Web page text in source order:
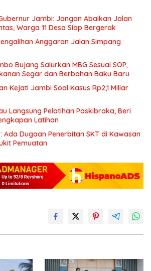
Jambi: Jangan Abaikan Jalan
Warga 11 Desa Siap Bergerak
Anggaran Jalan Simpang
Bujang Salurkan MBG Sesuai SOP,
Segar dan Berbahan Baku Baru
Kejati Jambi Soal Kasus Rp2,1 Miliar
Langsung Pelatihan Paskibraka, Beri
Latihan
Ada Dugaan Penerbitan SKT di Kawasan
Pemuatan